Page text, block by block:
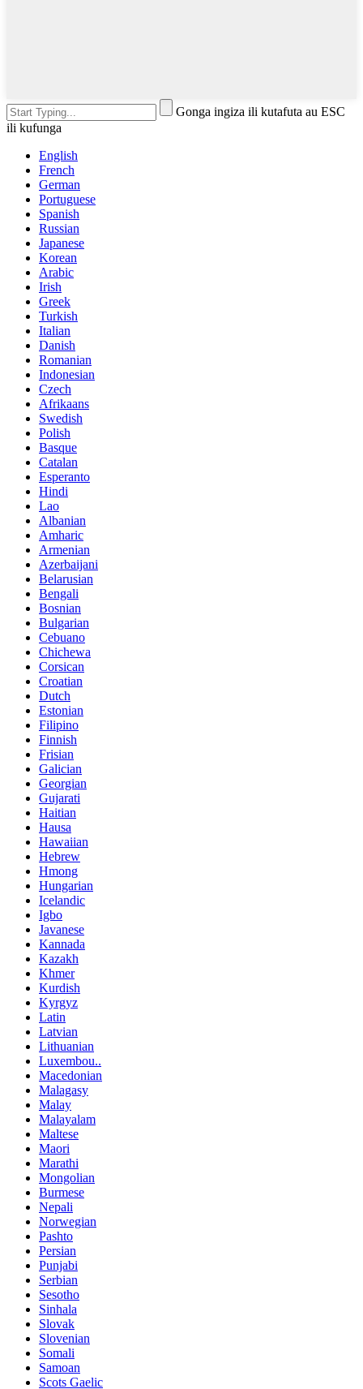
Gonga ingiza ili kutafuta au ESC
ili kufunga
English
French
German
Portuguese
Spanish
Russian
Japanese
Korean
Arabic
Irish
Greek
Turkish
Italian
Danish
Romanian
Indonesian
Czech
Afrikaans
Swedish
Polish
Basque
Catalan
Esperanto
Hindi
Lao
Albanian
Amharic
Armenian
Azerbaijani
Belarusian
Bengali
Bosnian
Bulgarian
Cebuano
Chichewa
Corsican
Croatian
Dutch
Estonian
Filipino
Finnish
Frisian
Galician
Georgian
Gujarati
Haitian
Hausa
Hawaiian
Hebrew
Hmong
Hungarian
Icelandic
Igbo
Javanese
Kannada
Kazakh
Khmer
Kurdish
Kyrgyz
Latin
Latvian
Lithuanian
Luxembou..
Macedonian
Malagasy
Malay
Malayalam
Maltese
Maori
Marathi
Mongolian
Burmese
Nepali
Norwegian
Pashto
Persian
Punjabi
Serbian
Sesotho
Sinhala
Slovak
Slovenian
Somali
Samoan
Scots Gaelic